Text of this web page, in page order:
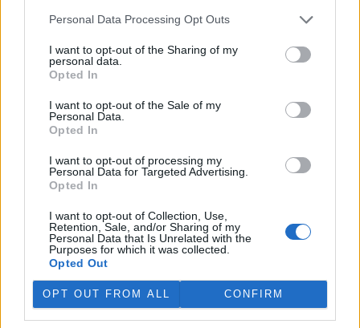
Personal Data Processing Opt Outs
I want to opt-out of the Sharing of my
personal data.
Opted In
I want to opt-out of the Sale of my
Personal Data.
Opted In
I want to opt-out of processing my
Personal Data for Targeted Advertising.
Opted In
I want to opt-out of Collection, Use,
Retention, Sale, and/or Sharing of my
Personal Data that Is Unrelated with the
Purposes for which it was collected.
Opted Out
OPT OUT FROM ALL CONFIRM
26.11.2025 | PRAHA (Ekolist.cz)
Vilém Jurek je krajinný ekolog,
který zasvětil svůj profesní
končící projekt LIFE South
Moravia, jehož cílem byla obnova stepních biotopů na jižní
Moravě. Mluví o významu pastvy, invazních druzích, složitých
diplomatických jednáních s vlastníky i o tom, proč je důležité
vydržet – i když výsledky nejsou vidět hned. A také o tom, co ho k
přírodě přivedlo, proč má slabost pro Kamenný vrch a jakou roli v
Sumec velký na jihu Evropy? Tamní ekosystémy nejsou
na takového superpredátora připraveny, říká Martin
22.9.2025 | PRAHA (Ekolist.cz)
Diskuse: 26
Sumec velký (Silurus glanis) je